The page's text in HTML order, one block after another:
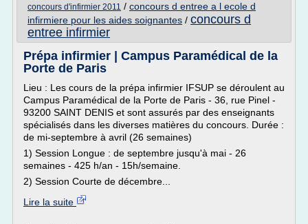
concours d'infirmier 2011 / concours d entree a l ecole d
infirmiere pour les aides soignantes / concours d
entree infirmier
Prépa infirmier | Campus Paramédical de la
Porte de Paris
Lieu : Les cours de la prépa infirmier IFSUP se déroulent au
Campus Paramédical de la Porte de Paris - 36, rue Pinel -
93200 SAINT DENIS et sont assurés par des enseignants
spécialisés dans les diverses matières du concours. Durée :
de mi-septembre à avril (26 semaines)
1) Session Longue : de septembre jusqu'à mai - 26
semaines - 425 h/an - 15h/semaine.
2) Session Courte de décembre...
Lire la suite